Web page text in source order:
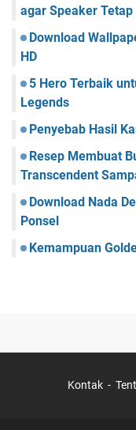
agar Speaker
Download
HD
5 Hero Terbaik
Legends
Penyebab Hasil
Resep Membuat
Transcendent
Download Nada
Ponsel
Kemampuan
Kontak